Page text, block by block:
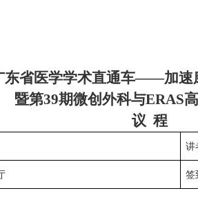
东省医学学术直通车——加速
暨第39期微创外科与ERAS
议 程
讲
签